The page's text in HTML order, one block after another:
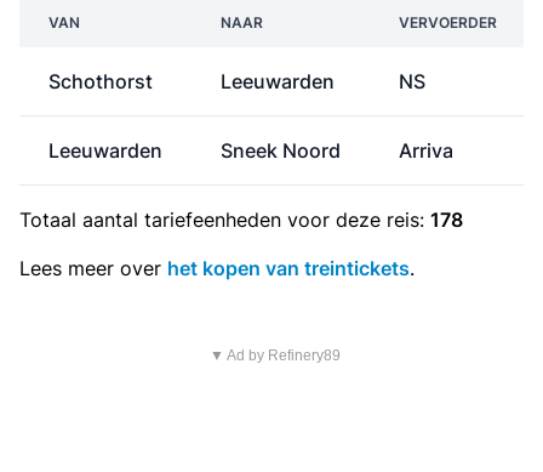
VAN NAAR VERVOERDER
Schothorst Leeuwarden NS
Leeuwarden Sneek Noord Arriva
Totaal aantal tariefeenheden voor deze reis: 178
Lees meer over het kopen van treintickets.
▼ Ad by Refinery89